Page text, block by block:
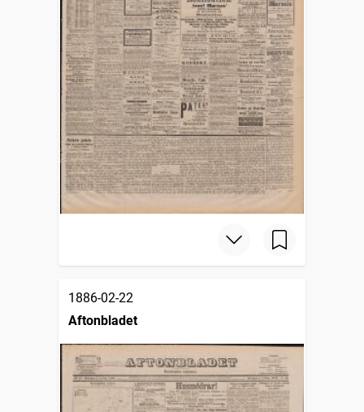
1886-02-22
Aftonbladet